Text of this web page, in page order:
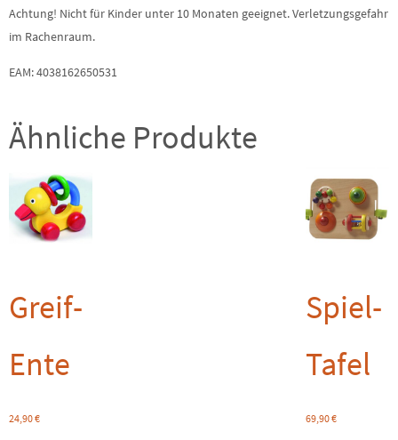
Achtung! Nicht für Kinder unter 10 Monaten geeignet. Verletzungsgefahr
im Rachenraum.
EAM: 4038162650531
Ähnliche Produkte
Greif-
Ente
24,90€
Spiel-
Tafel
69,90€